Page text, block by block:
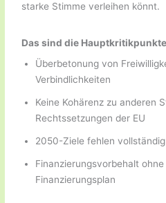
starke Stimme verleihen könnt.
Das sind die
Überbetonung von
Verbindlichkeiten
Keine Kohärenz zu anderen
Rechtssetzungen der EU
2050-Ziele fehlen vollständig
Finanzierungsvorbehalt
Finanzierungsplan